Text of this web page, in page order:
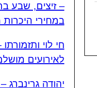
– זיצים, שבע
במחירי
חי לוי
לאירועים
יהודה גרינברג